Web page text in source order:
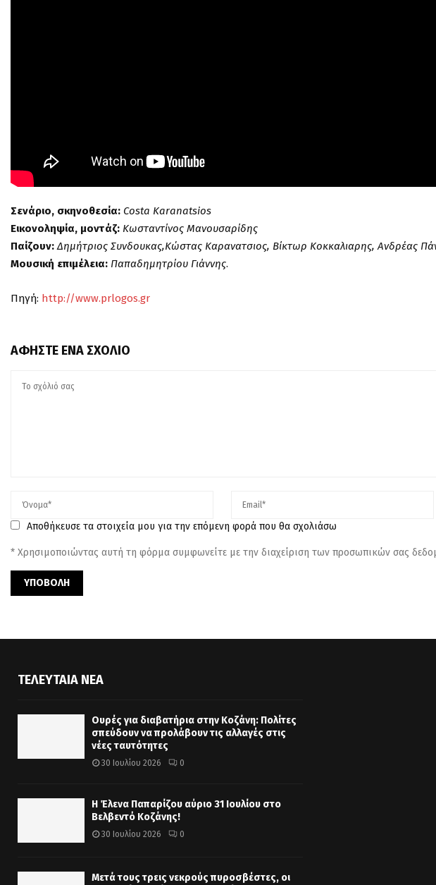
Σενάριο, σκηνοθεσία: Costa Karanatsios
Εικονοληψία, μοντάζ: Κωσταντίνος Μανουσαρίδης
Παίζουν: Δημήτριος Συνδουκας,Κώστας Καρανατσιος, Βίκτωρ Κοκκαλιαρης, Ανδρέας
Μουσική επιμέλεια: Παπαδημητρίου Γιάννης.
Πηγή: http://www.prlogos.gr
ΑΦΉΣΤΕ ΈΝΑ ΣΧΌΛΙΟ
Αποθήκευσε τα στοιχεία μου για την επόμενη φορά που θα σχολιάσω
* Χρησιμοποιώντας αυτή τη φόρμα συμφωνείτε με την διαχείριση των προσωπικών σας
ΤΕΛΕΥΤΑΊΑ ΝΈΑ
Ουρές για διαβατήρια στην Κοζάνη: Πολίτες
σπεύδουν να προλάβουν τις αλλαγές στις
νέες ταυτότητες
30 Ιουλίου 2026 0
Η Έλενα Παπαρίζου αύριο 31 Ιουλίου στο
Βελβεντό Κοζάνης!
30 Ιουλίου 2026 0
Μετά τους τρεις νεκρούς πυροσβέστες, οι